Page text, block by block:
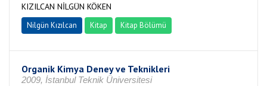
KIZILCAN NİLGÜN KÖKEN
Nilgün Kızılcan Kitap Kitap Bölümü
Organik Kimya Deney ve Teknikleri
2009, İstanbul Teknik Üniversitesi